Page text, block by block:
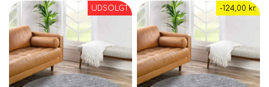
UDSOLGT -124,00 kr.